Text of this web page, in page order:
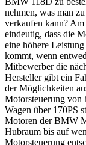
nehmen, was man
verkaufen kann?
eindeutig, dass die
eine höhere
kommt, wenn
Mitbewerber die
Hersteller gibt ein
der Möglichkeiten
Motorsteuerung von
Wagen über 170PS
Motoren der BMW
Hubraum bis auf
Motorsteuerung